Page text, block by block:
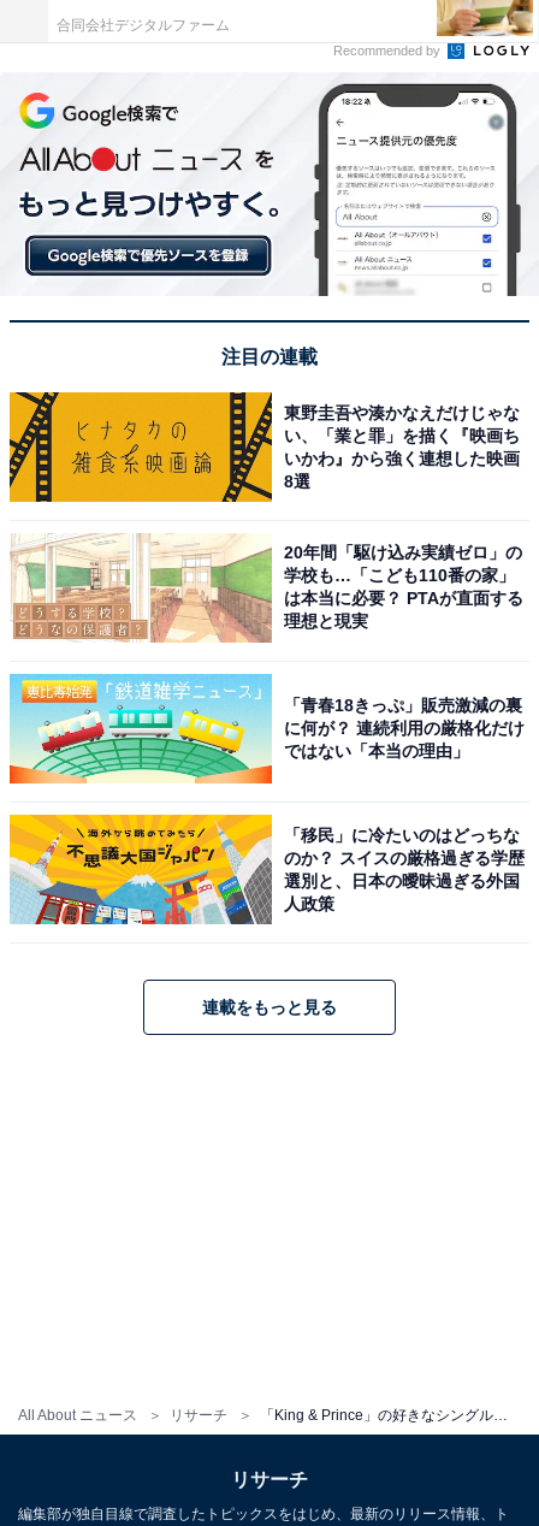
All About ニュース リサーチ 「King & Prince」の好きなシングル曲ランキング！ 3位『koi-wazurai』、2位『ツキヨミ』、1位は？
合同会社デジタルファーム
Recommended by
注目の連載
東野圭吾や湊かなえだけじゃな
い、「業と罪」を描く『映画ち
いかわ』から強く連想した映画
8選
20年間「駆け込み実績ゼロ」の
学校も…「こども110番の家」
は本当に必要？ PTAが直面する
理想と現実
「青春18きっぷ」販売激減の裏
に何が？ 連続利用の厳格化だけ
ではない「本当の理由」
「移民」に冷たいのはどっちな
のか？ スイスの厳格過ぎる学歴
選別と、日本の曖昧過ぎる外国
人政策
連載をもっと見る
リサーチ
編集部が独自目線で調査したトピックスをはじめ、最新のリリース情報、ト